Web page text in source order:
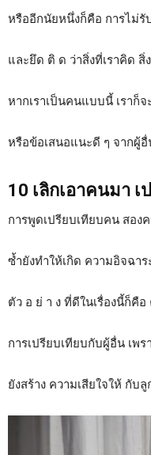
หรืออีกนัยหนึ่งก็คือ การไม่
และยึด ติ ด ว่าสิ่งที่เราคิด
หากเราเป็นคนแบบนี้ เราก็
หรือข้อเสนอแนะดี ๆ จากผู้อื่
10 เลิกเอาคนมา
การพูดเปรียบเทียบคน สอง
ซ้ำยังทำให้เกิด ความอิจฉา
ตัว อ ย่ า ง ที่ดีในเรื่องนี้ก็คื
การเปรียบเทียบกับผู้อื่น เพ
ยังสร้าง ความเสียใจให้ กับ